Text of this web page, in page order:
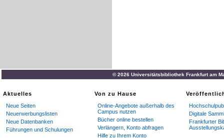
© 2026 Universitätsbibliothek Frankfurt am
Aktuelles
Neue Seiten
Neuerwerbungslisten
Neue Datenbanken
Führungen und Schulungen
Von zu Hause
Online-Angebote außerhalb des
Campus nutzen
Bücher online bestellen
Verlängern, Konto abfragen
Hilfe zu Ihrem Konto
Digitale
Frankfurter